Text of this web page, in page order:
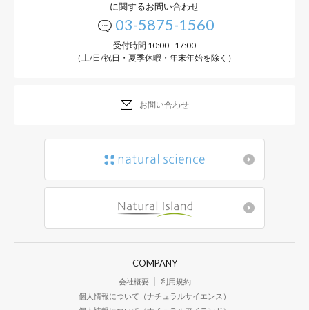
に関するお問い合わせ
03-5875-1560
受付時間 10:00 - 17:00
（土/日/祝日・夏季休暇・年末年始を除く）
お問い合わせ
COMPANY
会社概要
利用規約
個人情報について（ナチュラルサイエンス）